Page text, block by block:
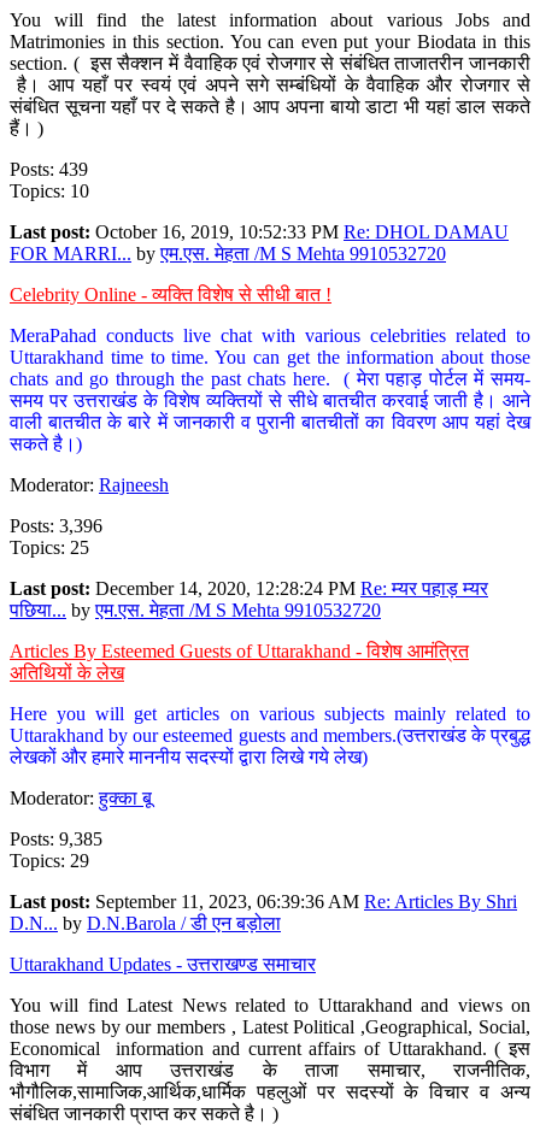
You will find the latest information about various Jobs and
Matrimonies in this section. You can even put your Biodata in this
section. ( इस सैक्शन में वैवाहिक एवं रोजगार से संबंधित ताजातरीन जानकारी
है। आप यहाँ पर स्वयं एवं अपने सगे सम्बंधियों के वैवाहिक और रोजगार से
संबंधित सूचना यहाँ पर दे सकते है। आप अपना बायो डाटा भी यहां डाल सकते
हैं। )
Posts: 439
Topics: 10
Last post: October 16, 2019, 10:52:33 PM Re: DHOL DAMAU
FOR MARRI... byएम.एस. मेहता /M S Mehta 9910532720
Celebrity Online - व्यक्ति विशेष से सीधी बात !
MeraPahad conducts live chat with various celebrities related to
Uttarakhand time to time. You can get the information about those
chats and go through the past chats here. ( मेरा पहाड़ पोर्टल में समय-
समय पर उत्तराखंड के विशेष व्यक्तियों से सीधे बातचीत करवाई जाती है। आने
वाली बातचीत के बारे में जानकारी व पुरानी बातचीतों का विवरण आप यहां देख
सकते है।)
Moderator: Rajneesh
Posts: 3,396
Topics: 25
Last post: December 14, 2020, 12:28:24 PM Re: म्यर पहाड़ म्यर
पछिया... byएम.एस. मेहता /M S Mehta 9910532720
Articles By Esteemed Guests of Uttarakhand - विशेष आमंत्रित
अतिथियों के लेख
Here you will get articles on various subjects mainly related to
Uttarakhand by our esteemed guests and members.(उत्तराखंड के प्रबुद्ध
लेखकों और हमारे माननीय सदस्यों द्वारा लिखे गये लेख)
Moderator:हुक्का बू
Posts: 9,385
Topics: 29
Last post: September 11, 2023, 06:39:36 AM Re: Articles By Shri
D.N... by D.N.Barola / डी एन बड़ोला
Uttarakhand Updates - उत्तराखण्ड समाचार
You will find Latest News related to Uttarakhand and views on
those news by our members , Latest Political ,Geographical, Social,
Economical information and current affairs of Uttarakhand. ( इस
विभाग में आप उत्तराखंड के ताजा समाचार, राजनीतिक,
भौगौलिक,सामाजिक,आर्थिक,धार्मिक पहलुओं पर सदस्यों के विचार व अन्य
संबंधित जानकारी प्राप्त कर सकते है। )